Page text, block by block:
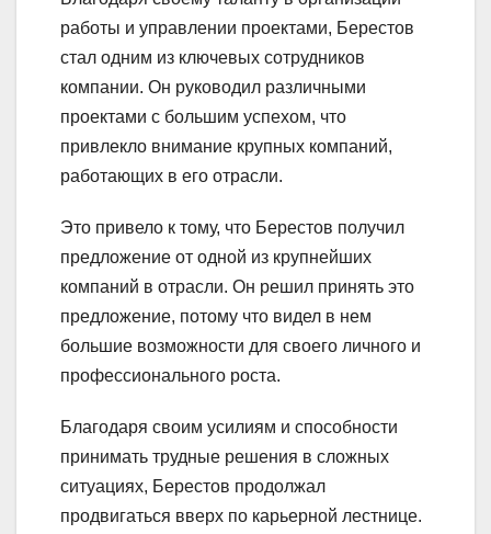
работы и управлении проектами, Берестов
стал одним из ключевых сотрудников
компании. Он руководил различными
проектами с большим успехом, что
привлекло внимание крупных компаний,
работающих в его отрасли.
Это привело к тому, что Берестов получил
предложение от одной из крупнейших
компаний в отрасли. Он решил принять это
предложение, потому что видел в нем
большие возможности для своего личного и
профессионального роста.
Благодаря своим усилиям и способности
принимать трудные решения в сложных
ситуациях, Берестов продолжал
продвигаться вверх по карьерной лестнице.